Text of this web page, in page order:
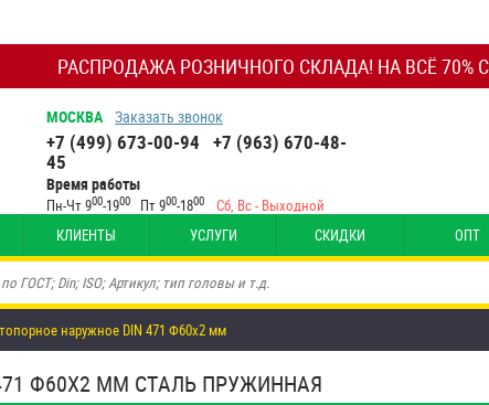
РАСПРОДАЖА РОЗНИЧНОГО СКЛАДА! НА ВСЁ 70%
МОСКВА Заказать звонок
+7 (499) 673-00-94 +7 (963) 670-48-
45
Время работы
Пн-Чт 900-1900 Пт 900-1800 Сб, Вс - Выходной
КЛИЕНТЫ УСЛУГИ СКИДКИ ОПТ
наружное DIN 471 Ф60х2 мм
Ф60Х2 ММ СТAЛЬ ПРУЖИННАЯ